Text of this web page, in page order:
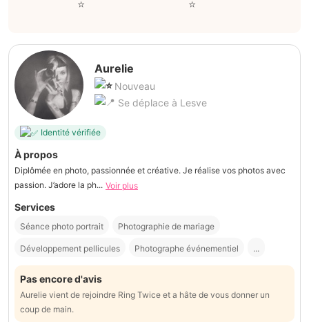
Aurelie
Nouveau
Se déplace à Lesve
Identité vérifiée
À propos
Diplômée en photo, passionnée et créative. Je réalise vos photos avec
passion. J’adore la ph... Voir plus
Services
Séance photo portrait Photographie de mariage
Développement pellicules Photographe événementiel ...
Pas encore d'avis
Aurelie vient de rejoindre Ring Twice et a hâte de vous donner un
coup de main.